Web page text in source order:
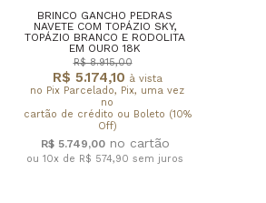
BRINCO GANCHO PEDRAS
NAVETE COM TOPÁZIO SKY,
TOPÁZIO BRANCO E RODOLITA
EM OURO 18K
R$ 5.174,10 à vista
no Pix Parcelado, Pix, uma vez
no
cartão de crédito ou Boleto (10%
Off)
R$ 8.915,00
R$ 5.749,00
ou 10x de R$ 574,90 sem juros